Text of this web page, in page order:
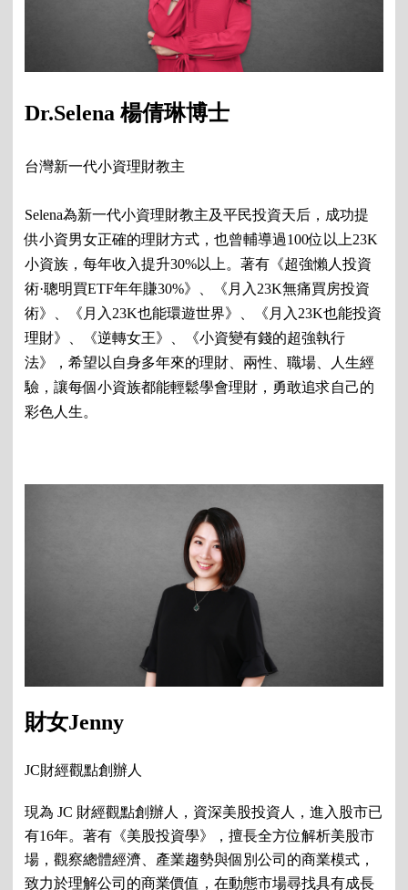
Dr.Selena 楊倩琳博士
台灣新一代小資理財教主
Selena為新一代小資理財教主及平民投資天后，成功提
供小資男女正確的理財方式，也曾輔導過100位以上23K
小資族，每年收入提升30%以上。著有《超強懶人投資
術·聰明買ETF年年賺30%》、《月入23K無痛買房投資
術》、《月入23K也能環遊世界》、《月入23K也能投資
理財》、《逆轉女王》、《小資變有錢的超強執行
法》，希望以自身多年來的理財、兩性、職場、人生經
驗，讓每個小資族都能輕鬆學會理財，勇敢追求自己的
彩色人生。
財女Jenny
JC財經觀點創辦人
現為 JC 財經觀點創辦人，資深美股投資人，進入股市已
有16年。著有《美股投資學》，擅長全方位解析美股市
場，觀察總體經濟、產業趨勢與個別公司的商業模式，
致力於理解公司的商業價值，在動態市場尋找具有成長